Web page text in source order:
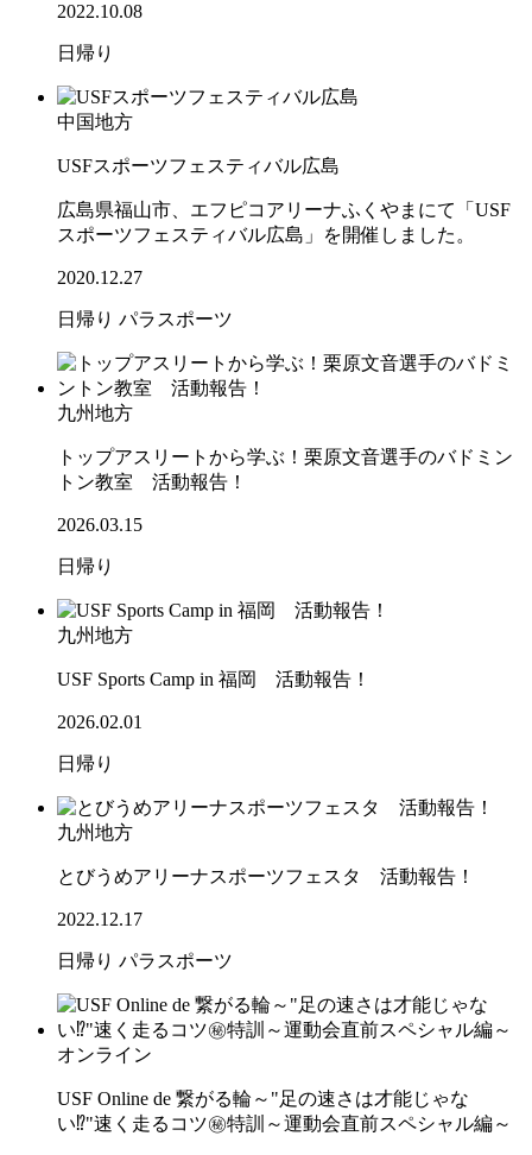
2022.10.08
日帰り
中国地方
USFスポーツフェスティバル広島
広島県福山市、エフピコアリーナふくやまにて「USF
スポーツフェスティバル広島」を開催しました。
2020.12.27
日帰り パラスポーツ
九州地方
トップアスリートから学ぶ！栗原文音選手のバドミン
トン教室 活動報告！
2026.03.15
日帰り
九州地方
USF Sports Camp in 福岡 活動報告！
2026.02.01
日帰り
九州地方
とびうめアリーナスポーツフェスタ 活動報告！
2022.12.17
日帰り パラスポーツ
オンライン
USF Online de 繋がる輪～"足の速さは才能じゃな
い⁉"速く走るコツ㊙特訓～運動会直前スペシャル編～